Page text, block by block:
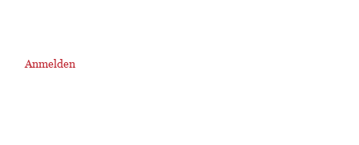
User
Anmelden